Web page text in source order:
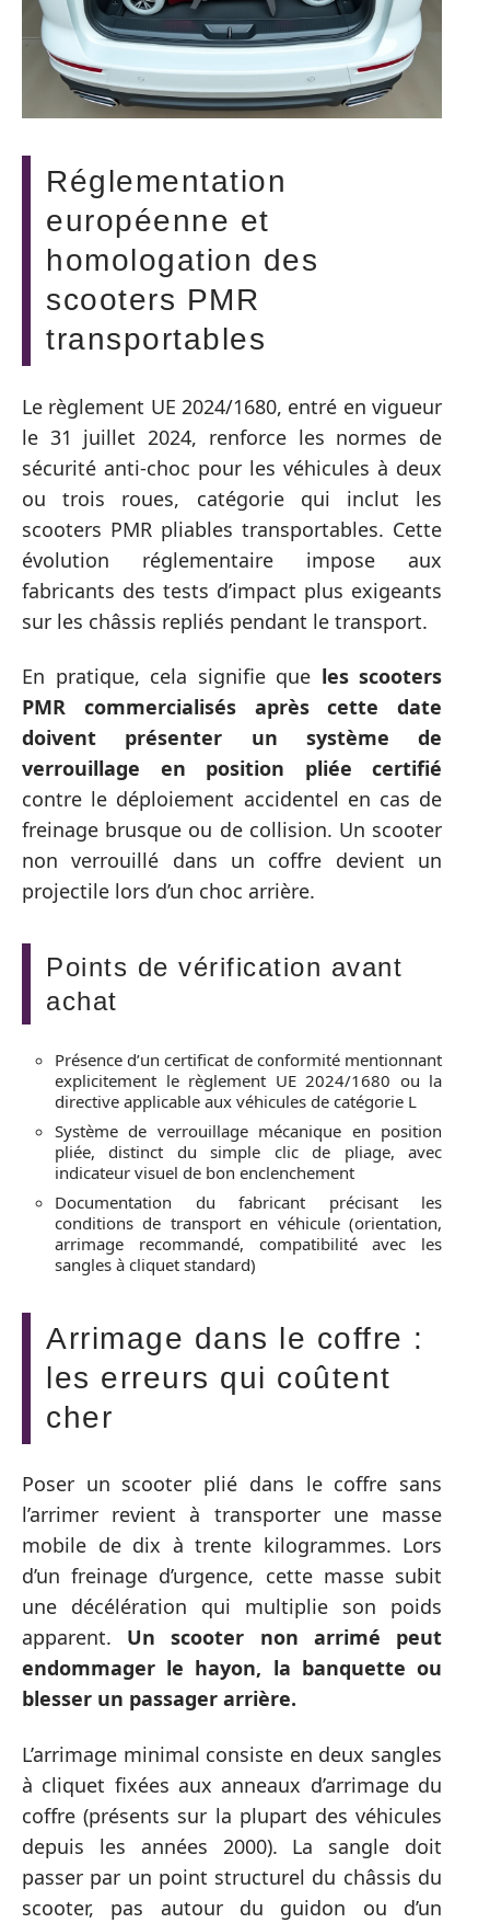
Réglementation
européenne et
homologation des
scooters PMR
transportables
Le règlement UE 2024/1680, entré en vigueur
le 31 juillet 2024, renforce les normes de
sécurité anti-choc pour les véhicules à deux
ou trois roues, catégorie qui inclut les
scooters PMR pliables transportables. Cette
évolution réglementaire impose aux
fabricants des tests d’impact plus exigeants
sur les châssis repliés pendant le transport.
En pratique, cela signifie que les scooters
PMR commercialisés après cette date
doivent présenter un système de
verrouillage en position pliée certifié
contre le déploiement accidentel en cas de
freinage brusque ou de collision. Un scooter
non verrouillé dans un coffre devient un
projectile lors d’un choc arrière.
Points de vérification avant
achat
Présence d’un certificat de conformité mentionnant
explicitement le règlement UE 2024/1680 ou la
directive applicable aux véhicules de catégorie L
Système de verrouillage mécanique en position
pliée, distinct du simple clic de pliage, avec
indicateur visuel de bon enclenchement
Documentation du fabricant précisant les
conditions de transport en véhicule (orientation,
arrimage recommandé, compatibilité avec les
sangles à cliquet standard)
Arrimage dans le coffre :
les erreurs qui coûtent
cher
Poser un scooter plié dans le coffre sans
l’arrimer revient à transporter une masse
mobile de dix à trente kilogrammes. Lors
d’un freinage d’urgence, cette masse subit
une décélération qui multiplie son poids
apparent. Un scooter non arrimé peut
endommager le hayon, la banquette ou
blesser un passager arrière.
L’arrimage minimal consiste en deux sangles
à cliquet fixées aux anneaux d’arrimage du
coffre (présents sur la plupart des véhicules
depuis les années 2000). La sangle doit
passer par un point structurel du châssis du
scooter, pas autour du guidon ou d’un